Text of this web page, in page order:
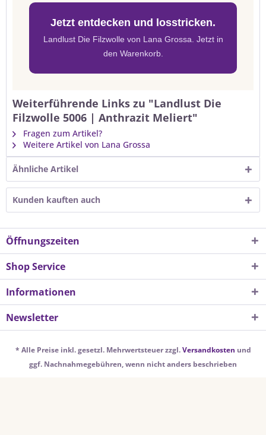
Jetzt entdecken und losstricken.
Landlust Die Filzwolle von Lana Grossa. Jetzt in
den Warenkorb.
Weiterführende Links zu "Landlust Die
Filzwolle 5006 | Anthrazit Meliert"
Fragen zum Artikel?
Weitere Artikel von Lana Grossa
Ähnliche Artikel
Kunden kauften auch
Öffnungszeiten
Shop Service
Informationen
Newsletter
* Alle Preise inkl. gesetzl. Mehrwertsteuer zzgl.Versandkosten und
ggf. Nachnahmegebühren, wenn nicht anders beschrieben